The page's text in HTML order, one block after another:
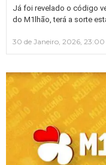
Já foi revelado o código
do M1lhão, terá a sorte
30 de Janeiro, 2026, 23:00